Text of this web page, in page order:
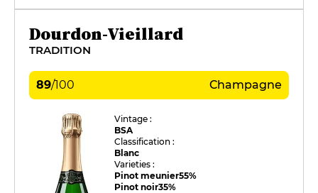
Dourdon-Vieillard
TRADITION
89/100 Champagne
Vintage :
BSA
Classification :
Blanc
Varieties :
Pinot meunier55%
Pinot noir35%